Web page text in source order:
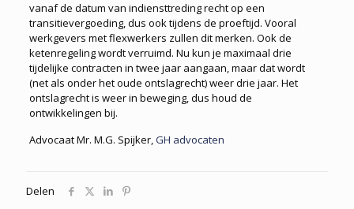
vanaf de datum van indiensttreding recht op een
transitievergoeding, dus ook tijdens de proeftijd. Vooral
werkgevers met flexwerkers zullen dit merken. Ook de
ketenregeling wordt verruimd. Nu kun je maximaal drie
tijdelijke contracten in twee jaar aangaan, maar dat wordt
(net als onder het oude ontslagrecht) weer drie jaar. Het
ontslagrecht is weer in beweging, dus houd de
ontwikkelingen bij.
Advocaat Mr. M.G. Spijker,GH advocaten
Delen